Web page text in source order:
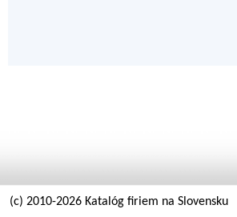
(c) 2010-2026 Katalóg firiem na Slovensku